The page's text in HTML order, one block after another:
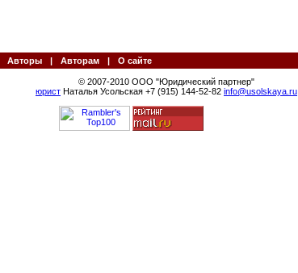
Авторы | Авторам | О сайте
© 2007-2010 ООО "Юридический партнер"
юрист Наталья Усольская +7 (915) 144-52-82 info@usolskaya.ru